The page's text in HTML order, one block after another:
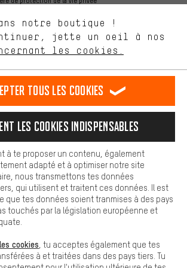
english
EN Deutsch español
CONTRAT Communauté d'Aix-la-Chapelle
Mentions Légales Protection des données
générales de vente Plateforme d'Alerte
Corepile Paramètres de cookies
Modifier le contraste
en euros (MwSt hors) plus les
portpour la livraison versÉtats-Unis.
notre boutique !
jette un oeil à nos
les cookies.
grâce à ton comportement d'achat.
Avec les cookies de confort, nous
ainsi mettre à ta disposition d'autres contenus et
De plus, tu as la possibilité d'utiliser des
bons produits. Par exemple, nous proposons une
questions.
base
base garantissent que tu puisses utiliser les
site web.
tous les cookies
les cookies indispensables
à te proposer un contenu, également
adapté et à optimiser notre site
nous transmettons tes données
qui utilisent et traitent ces données. Il est
que tes données soient tranmises à des pays
touchés par la législation européenne et
cookies , tu acceptes également que tes
à et traitées dans des pays tiers. Tu